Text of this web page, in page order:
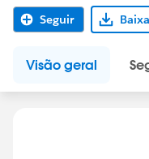
Seguir
Visão geral